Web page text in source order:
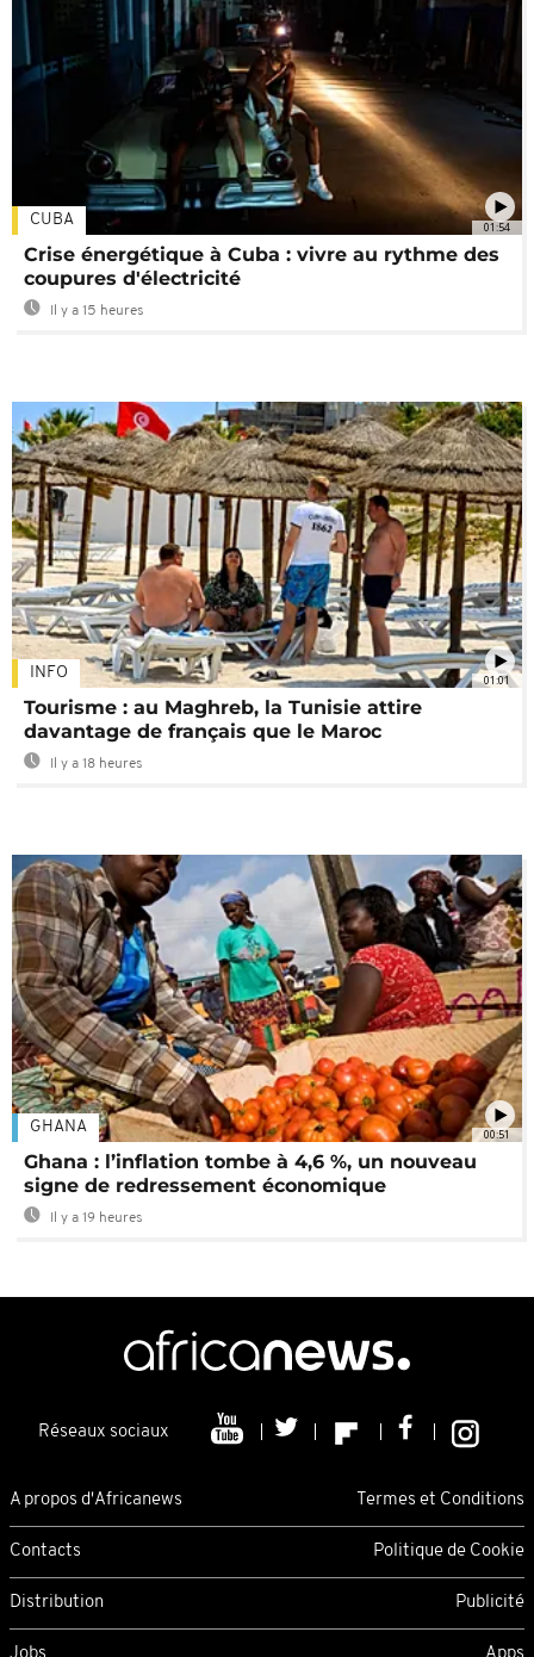
01:54
CUBA
Crise énergétique à Cuba : vivre au rythme des
coupures d'électricité
Il y a 15 heures
01:01
INFO
Tourisme : au Maghreb, la Tunisie attire
davantage de français que le Maroc
Il y a 18 heures
00:51
GHANA
Ghana : l’inflation tombe à 4,6 %, un nouveau
signe de redressement économique
Il y a 19 heures
Réseaux sociaux
A propos d'Africanews Termes et Conditions
Contacts Politique de Cookie
Distribution Publicité